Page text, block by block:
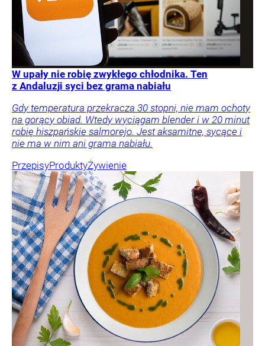
W upały nie robię zwykłego chłodnika. Ten
z Andaluzji syci bez grama nabiału
Gdy temperatura przekracza 30 stopni, nie mam ochoty
na gorący obiad. Wtedy wyciągam blender i w 20 minut
robię hiszpańskie salmorejo. Jest aksamitne, sycące i
nie ma w nim ani grama nabiału.
PrzepisyProduktyŻywienie